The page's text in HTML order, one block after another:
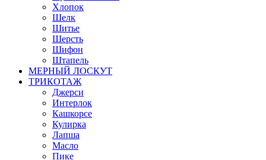
Хлопок
Шелк
Шитье
Шерсть
Шифон
Штапель
МЕРНЫЙ ЛОСКУТ
ТРИКОТАЖ
Джерси
Интерлок
Кашкорсе
Кулирка
Лапша
Масло
Пике